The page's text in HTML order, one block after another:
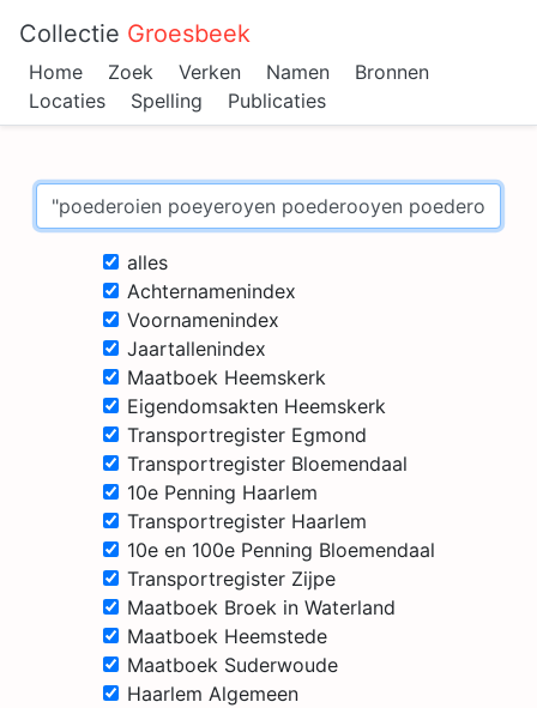
Collectie Groesbeek
Home Zoek Verken Namen
Bronnen
Locaties
Spelling Publicaties
alles
Achternamenindex
Voornamenindex
Jaartallenindex
Maatboek Heemskerk
Eigendomsakten Heemskerk
Transportregister Egmond
Transportregister Bloemendaal
10e Penning Haarlem
Transportregister Haarlem
10e en 100e Penning Bloemendaal
Transportregister Zijpe
Maatboek Broek in Waterland
Maatboek Heemstede
Maatboek Suderwoude
Haarlem Algemeen